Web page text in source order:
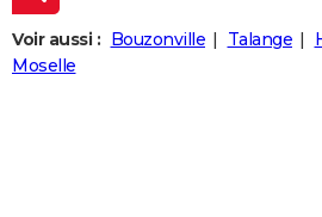
Guides de France
Escapades
Patrimoine
Expositions
Musées
Week-end nature
+
LIFESTYLE
Art de vivre
Bien-être
Loisirs
Mode
Modes de vie
+SANTE
Voir aussi : Bouzonville Talange
Moselle